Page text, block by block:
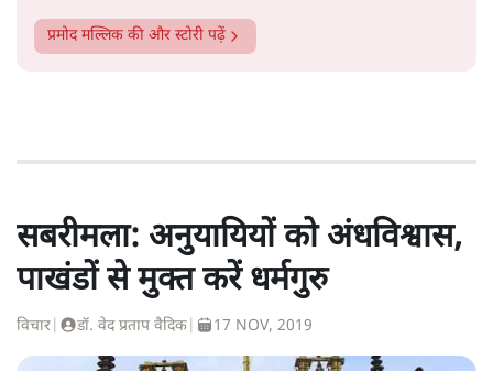
प्रमोद मल्लिक की और स्टोरी पढ़ें
सबरीमला: अनुयायियों को अंधविश्वास,
पाखंडों से मुक्त करें धर्मगुरु
विचार डॉ. वेद प्रताप वैदिक 17 NOV, 2019